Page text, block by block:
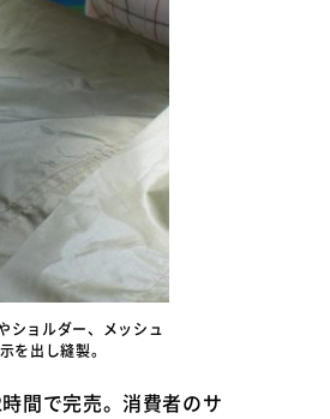
ショルダー、メッシュ
を出し縫製。
間で完売。消費者のサ